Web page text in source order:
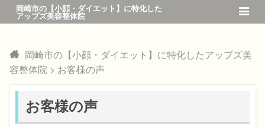
岡崎市の【小顔・ダイエット】に特化した
アップズ美容整体院
岡崎市の【小顔・ダイエット】に特化したアップズ美
容整体院 > お客様の声
お客様の声